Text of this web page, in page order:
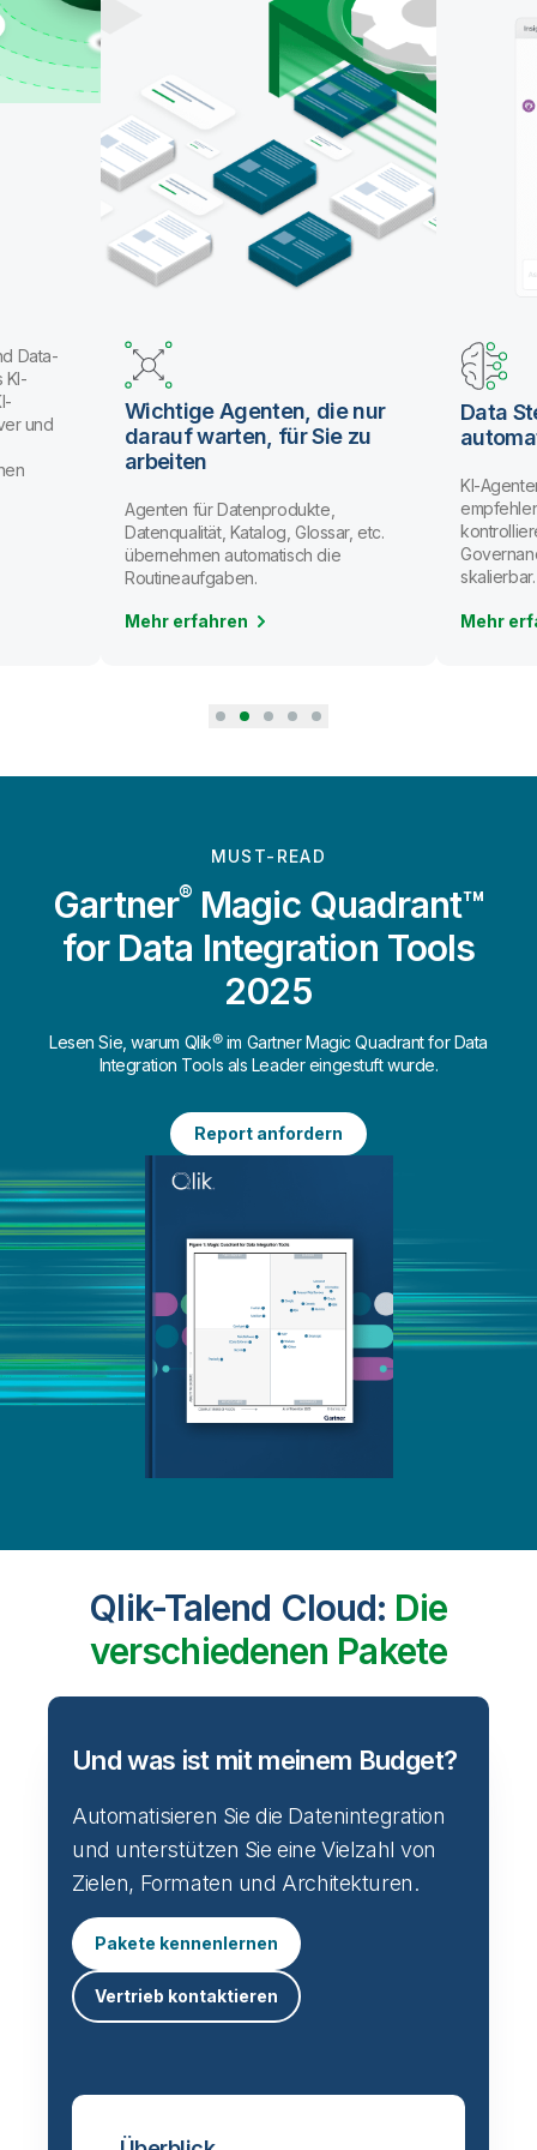
Data-
KI-
und
Wichtige Agenten, die nur
darauf warten, für Sie zu
arbeiten
Agenten für Datenprodukte,
Datenqualität, Katalog, Glossar, etc.
übernehmen automatisch die
Routineaufgaben.
Mehr erfahren
Data
KI-
skalierbar.
Mehr
MUST-READ
Gartner® Magic Quadrant™
for Data Integration Tools
2025
Lesen Sie, warum Qlik® im Gartner Magic Quadrant for Data
Integration Tools als Leader eingestuft wurde.
Report anfordern
Qlik-Talend Cloud: Die
verschiedenen Pakete
Und was ist mit meinem Budget?
Automatisieren Sie die Datenintegration
und unterstützen Sie eine Vielzahl von
Zielen, Formaten und Architekturen.
Pakete kennenlernen
Vertrieb kontaktieren